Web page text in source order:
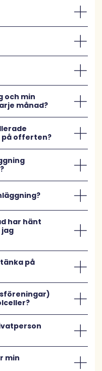
och min
månad?
offerten?
har hänt
jag
på
min